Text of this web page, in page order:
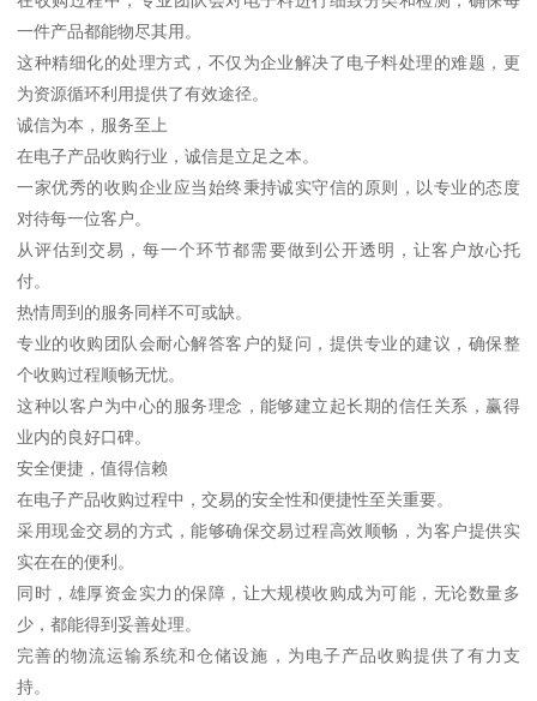
专业收购，创造价值
每一件电子料都蕴含着潜在的价值。
从精密的集成电路到微小的二极管，从功能强大的主板到高效的变
压器，这些元件在经过专业处理后，都能重新发挥其作用。
专业的电子产品收购服务能够准确评估各类电子料的价值，让闲置
资源得到合理利用。
在收购过程中，专业团队会对电子料进行细致分类和检测，确保每
一件产品都能物尽其用。